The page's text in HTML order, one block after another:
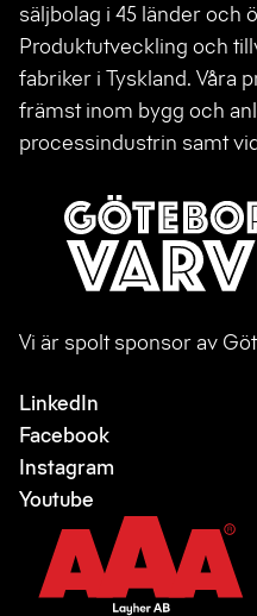
säljbolag i 45 länder och
Produktutveckling och
fabriker i Tyskland. Våra
främst inom bygg och
processindustrin samt
Vi är spolt sponsor av
LinkedIn
Facebook
Instagram
Youtube